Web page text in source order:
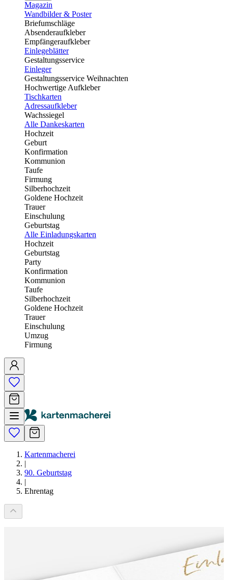
Magazin
Wandbilder & Poster
Briefumschläge
Absenderaufkleber
Empfängeraufkleber
Einlegeblätter
Gestaltungsservice
Einleger
Gestaltungsservice Weihnachten
Hochwertige Aufkleber
Tischkarten
Adressaufkleber
Wachssiegel
Alle Dankeskarten
Hochzeit
Geburt
Konfirmation
Kommunion
Taufe
Firmung
Silberhochzeit
Goldene Hochzeit
Trauer
Einschulung
Geburtstag
Alle Einladungskarten
Hochzeit
Geburtstag
Party
Konfirmation
Kommunion
Taufe
Silberhochzeit
Goldene Hochzeit
Trauer
Einschulung
Umzug
Firmung
Kartenmacherei
|
90. Geburtstag
|
Ehrentag